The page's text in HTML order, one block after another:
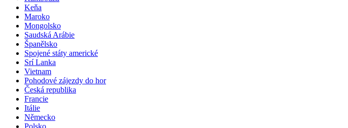
Keňa
Maroko
Mongolsko
Saudská Arábie
Španělsko
Spojené státy americké
Srí Lanka
Vietnam
Pohodové zájezdy do hor
Česká republika
Francie
Itálie
Německo
Polsko